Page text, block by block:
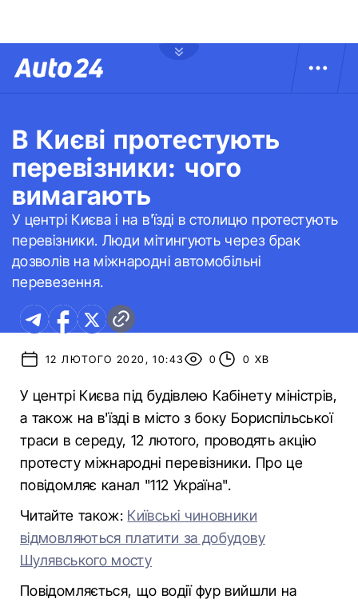
В Києві протестують
перевізники: чого
вимагають
У центрі Києва і на в'їзді в столицю протестують
перевізники. Люди мітингують через брак
дозволів на міжнародні автомобільні
перевезення.
12 ЛЮТОГО 2020, 10:43 0 0 ХВ
У центрі Києва під будівлею Кабінету міністрів,
а також на в'їзді в місто з боку Бориспільської
траси в середу, 12 лютого, проводять акцію
протесту міжнародні перевізники. Про це
повідомляє канал "112 Україна".
Читайте також: Київські чиновники
відмовляються платити за добудову
Шулявського мосту
Повідомляється, що водії фур вийшли на